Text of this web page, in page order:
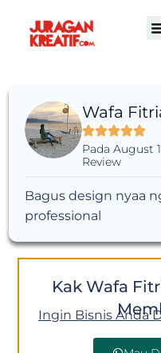
Wafa
Pada August
Review
Bagus design nyaa
professional
Kak Wafa
Ingin Bisnis Anda